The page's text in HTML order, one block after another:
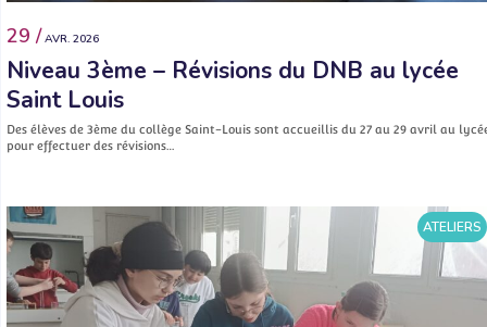
29 / AVR. 2026
Niveau 3ème – Révisions du DNB au lycée
Saint Louis
Des élèves de 3ème du collège Saint-Louis sont accueillis du 27 au 29 avril au
pour effectuer des révisions…
ATELIERS